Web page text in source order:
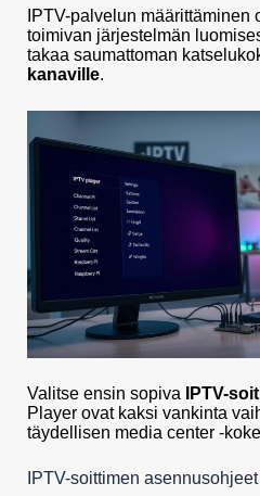
IPTV-palvelun
toimivan järjestelmän
takaa saumattoman
kanaville.
Valitse ensin sopiva IPTV-
Player ovat kaksi vankinta
täydellisen media center -
IPTV-soittimen asennusohjeet